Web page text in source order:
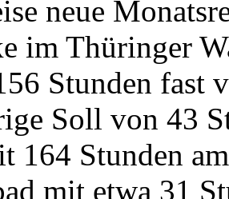
neue
im Thüringer
Stunden fast
Soll von 43
164 Stunden
mit etwa 31